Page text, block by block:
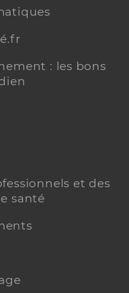
: les bons
et des
santé